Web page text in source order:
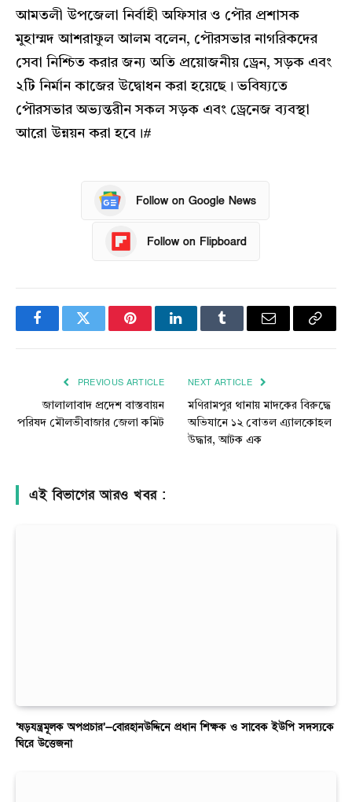
আমতলী উপজেলা নির্বাহী অফিসার ও পৌর প্রশাসক
মুহাম্মদ আশরাফুল আলম বলেন, পৌরসভার নাগরিকদের
সেবা নিশ্চিত করার জন্য অতি প্রয়োজনীয় ড্রেন, সড়ক এবং
২টি নির্মান কাজের উদ্বোধন করা হয়েছে। ভবিষ্যতে
পৌরসভার অভ্যন্তরীন সকল সড়ক এবং ড্রেনেজ ব্যবস্থা
আরো উন্নয়ন করা হবে।#
Follow on Google News
Follow on Flipboard
FacebookTwitter PinterestLinkedInTumblr Email
Copy
PREVIOUS ARTICLE
জালালাবাদ প্রদেশ বাস্তবায়ন
পরিষদ মৌলভীবাজার জেলা কমিট
NEXT ARTICLE
মণিরামপুর থানায় মাদকের বিরুদ্ধে
অভিযানে ১২ বোতল এ্যালকোহল
উদ্ধার, আটক এক
এই বিভাগের আরও খবর :
‘ষড়যন্ত্রমূলক অপপ্রচার’—বোরহানউদ্দিনে প্রধান শিক্ষক ও সাবেক ইউপি সদস্যকে
ঘিরে উত্তেজনা